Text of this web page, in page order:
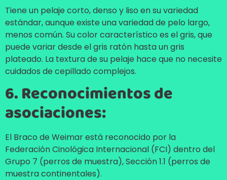
Tiene un pelaje corto, denso y liso en su variedad
estándar, aunque existe una variedad de pelo largo,
menos común. Su color característico es el gris, que
puede variar desde el gris ratón hasta un gris
plateado. La textura de su pelaje hace que no necesite
cuidados de cepillado complejos.
6. Reconocimientos de
asociaciones:
El Braco de Weimar está reconocido por la
Federación Cinológica Internacional (FCI) dentro del
Grupo 7 (perros de muestra), Sección 1.1 (perros de
muestra continentales).